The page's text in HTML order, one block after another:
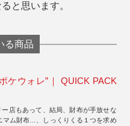
と思います。
る商品
ケウォレ”｜ QUICK PACK
店もあって、結局、財布が手放せな
マム財布…、しっくりくる１つを求め